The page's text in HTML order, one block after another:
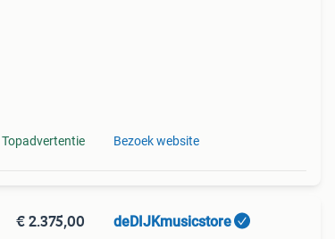
Topadvertentie Bezoek website
€ 2.375,00 deDIJKmusicstore